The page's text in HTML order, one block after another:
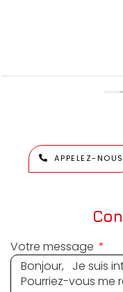
APPELEZ-NOUS
Votre message